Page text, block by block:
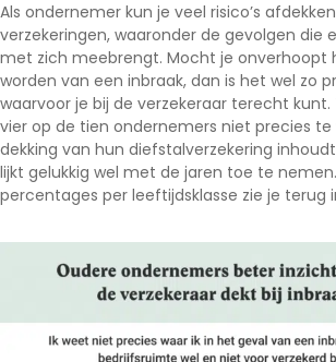
Als ondernemer kun je veel risico’s
verzekeringen, waaronder de gevolgen die
met zich meebrengt. Mocht je onverhoopt
worden van een inbraak, dan is het wel zo
waarvoor je bij de verzekeraar terecht kunt.
vier op de tien ondernemers niet precies
dekking van hun diefstalverzekering
lijkt gelukkig wel met de jaren toe te
percentages per leeftijdsklasse zie je terug